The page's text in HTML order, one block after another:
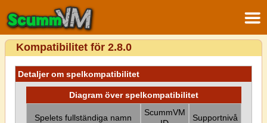
Kompatibilitet för 2.8.0
Detaljer om spelkompatibilitet
Diagram över spelkompatibilitet
Spelets fullständiga namn
ScummVM
Supportnivå